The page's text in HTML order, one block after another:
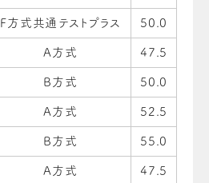
F方式共通テストプラス 50.0
A方式 47.5
B方式 50.0
A方式 52.5
B方式 55.0
A方式 47.5